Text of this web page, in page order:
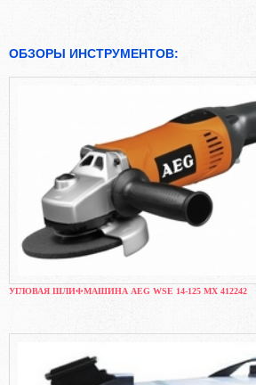
ОБЗОРЫ ИНСТРУМЕНТОВ:
УГЛОВАЯ ШЛИФМАШИНА AEG WSE 14-125 MX 412242